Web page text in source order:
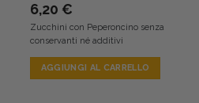
6,20 €
Zucchini con Peperoncino senza
conservanti né additivi
AGGIUNGI AL CARRELLO